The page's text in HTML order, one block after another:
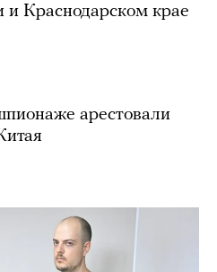
и Краснодарском крае
арестовали